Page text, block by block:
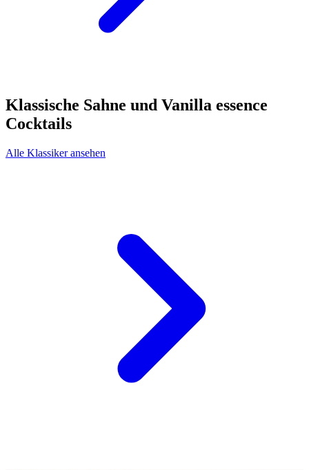
Klassische Sahne und Vanilla essence
Cocktails
Alle Klassiker ansehen